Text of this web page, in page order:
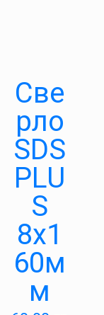
Све
рло
SDS
PLU
S
8х1
60м
м